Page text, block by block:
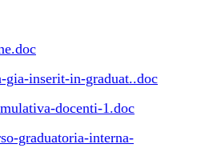
gia-inserit-in-graduat..doc
docenti-1.doc
graduatoria-interna-